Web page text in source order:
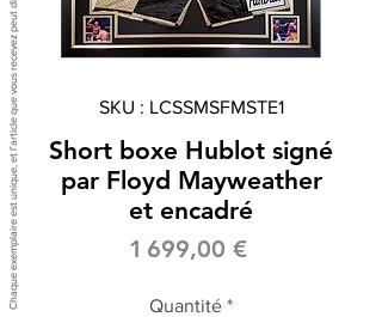
SKU : LCSSMSFMSTE1
Short boxe Hublot signé
par Floyd Mayweather
et encadré
1 699,00 €Prix
Quantité *